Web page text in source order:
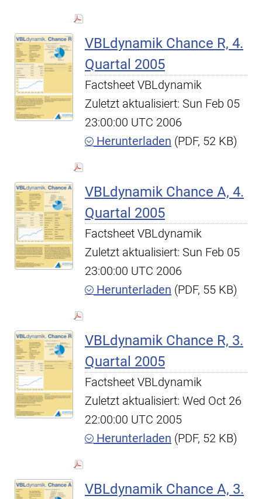
VBLdynamik Chance R, 4.
Quartal 2005
Factsheet VBLdynamik
Zuletzt aktualisiert: Sun Feb 05
23:00:00 UTC 2006
Herunterladen (PDF, 52 KB)
VBLdynamik Chance A, 4.
Quartal 2005
Factsheet VBLdynamik
Zuletzt aktualisiert: Sun Feb 05
23:00:00 UTC 2006
Herunterladen (PDF, 55 KB)
VBLdynamik Chance R, 3.
Quartal 2005
Factsheet VBLdynamik
Zuletzt aktualisiert: Wed Oct 26
22:00:00 UTC 2005
Herunterladen (PDF, 52 KB)
VBLdynamik Chance A, 3.